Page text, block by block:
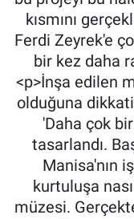
kısmını
Ferdi Zeyrek'e
bir kez daha
<p>İnşa edilen
olduğuna
'Daha çok
tasarlandı.
Manisa'nın
kurtuluşa
müzesi.